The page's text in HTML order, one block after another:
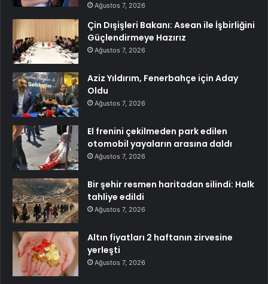
Ağustos 7, 2026
Çin Dışişleri Bakanı: Asean ile İşbirliğini
Güçlendirmeye Hazırız
Ağustos 7, 2026
Aziz Yıldırım, Fenerbahçe için Aday
Oldu
Ağustos 7, 2026
El frenini çekilmeden park edilen
otomobil yayaların arasına daldı
Ağustos 7, 2026
Bir şehir resmen haritadan silindi: Halk
tahliye edildi
Ağustos 7, 2026
Altın fiyatları 2 haftanın zirvesine
yerleşti
Ağustos 7, 2026